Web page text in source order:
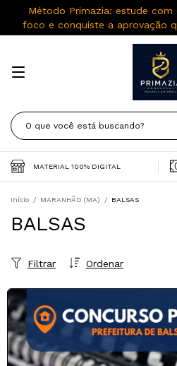
Método Primazia: estude com
foco e conquiste a aprovação
MATERIAL 100% DIGITAL
Início / MARANHÃO (MA) / BALSAS
BALSAS
Ordenar
Filtrar